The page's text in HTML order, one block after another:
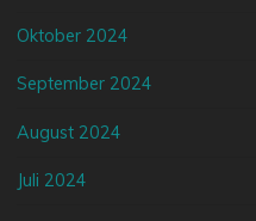
Oktober 2024
September 2024
August 2024
Juli 2024